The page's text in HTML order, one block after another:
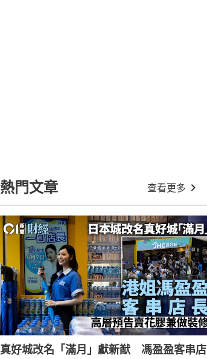
熱門文章 查看更多
真好城改名「滿月」獻新猷 馮盈盈客串店